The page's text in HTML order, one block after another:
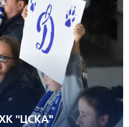
"ЦСКА"